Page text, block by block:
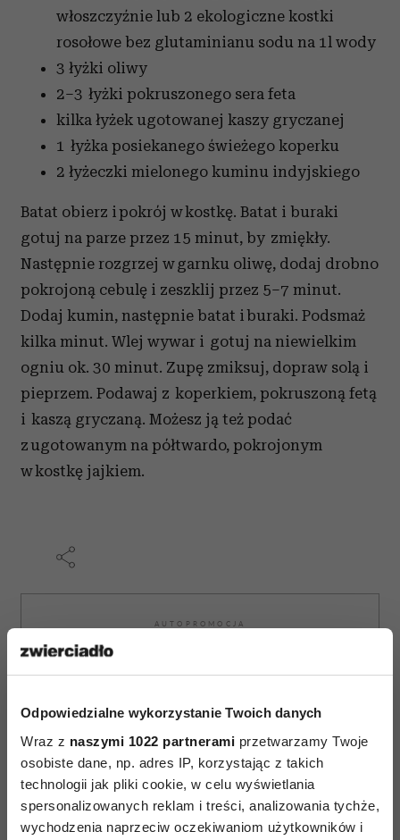
Odpowiedzialne wykorzystanie Twoich danych
Wraz z naszymi 1022 partnerami przetwarzamy Twoje
osobiste dane, np. adres IP, korzystając z takich
technologii jak pliki cookie, w celu wyświetlania
spersonalizowanych reklam i treści, analizowania tychże,
wychodzenia naprzeciw oczekiwaniom użytkowników i
włoszczyźnie lub 2 ekologiczne kostki
rosołowe bez glutaminianu sodu na 1l wody
3 łyżki oliwy
2–3 łyżki pokruszonego sera feta
kilka łyżek ugotowanej kaszy gryczanej
1 łyżka posiekanego świeżego koperku
2 łyżeczki mielonego kuminu indyjskiego
Batat obierz i pokrój w kostkę. Batat i buraki
gotuj na parze przez 15 minut, by zmiękły.
Następnie rozgrzej w garnku oliwę, dodaj drobno
pokrojoną cebulę i zeszklij przez 5–7 minut.
Dodaj kumin, następnie batat i buraki. Podsmaż
kilka minut. Wlej wywar i gotuj na niewielkim
ogniu ok. 30 minut. Zupę zmiksuj, dopraw solą i
pieprzem. Podawaj z koperkiem, pokruszoną fetą
i kaszą gryczaną. Możesz ją też podać
z ugotowanym na półtwardo, pokrojonym
w kostkę jajkiem.
AUTOPROMOCJA